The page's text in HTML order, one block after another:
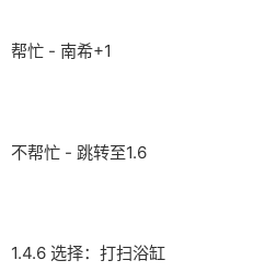
帮忙 - 南希+1
不帮忙 - 跳转至1.6
1.4.6 选择：打扫浴缸